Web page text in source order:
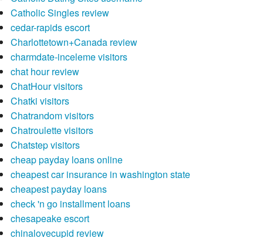
Catholic Singles review
cedar-rapids escort
Charlottetown+Canada review
charmdate-inceleme visitors
chat hour review
ChatHour visitors
Chatki visitors
Chatrandom visitors
Chatroulette visitors
Chatstep visitors
cheap payday loans online
cheapest car insurance in washington state
cheapest payday loans
check 'n go installment loans
chesapeake escort
chinalovecupid review